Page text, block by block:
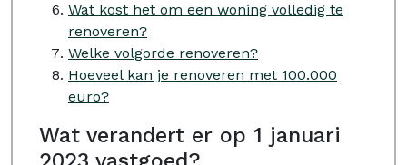
Wat kost het om een woning volledig te
renoveren?
Welke volgorde renoveren?
Hoeveel kan je renoveren met 100.000
euro?
Wat verandert er op 1 januari